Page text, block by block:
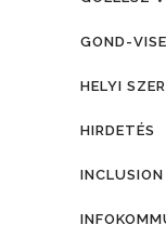
GOND-
HELYI
HIRDETÉS
INCLUSION